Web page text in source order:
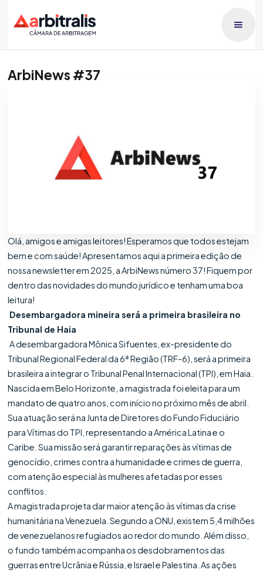
ArbiNews #37
Olá, amigos e amigas leitores! Esperamos que todos estejam
bem e com saúde! Apresentamos aqui a primeira edição de
nossa newsletter em 2025, a ArbiNews número 37! Fiquem por
dentro das novidades do mundo jurídico e tenham uma boa
leitura!
Desembargadora mineira será a primeira brasileira no
Tribunal de Haia
A desembargadora Mônica Sifuentes, ex-presidente do
Tribunal Regional Federal da 6ª Região (TRF-6), será a primeira
brasileira a integrar o Tribunal Penal Internacional (TPI), em Haia.
Nascida em Belo Horizonte, a magistrada foi eleita para um
mandato de quatro anos, com início no próximo mês de abril.
Sua atuação será na Junta de Diretores do Fundo Fiduciário
para Vítimas do TPI, representando a América Latina e o
Caribe. Sua missão será garantir reparações às vítimas de
genocídio, crimes contra a humanidade e crimes de guerra,
com atenção especial às mulheres afetadas por esses
conflitos.
A magistrada projeta dar maior atenção às vítimas da crise
humanitária na Venezuela. Segundo a ONU, existem 5,4 milhões
de venezuelanos refugiados ao redor do mundo. Além disso,
o fundo também acompanha os desdobramentos das
guerras entre Ucrânia e Rússia, e Israel e Palestina. As ações